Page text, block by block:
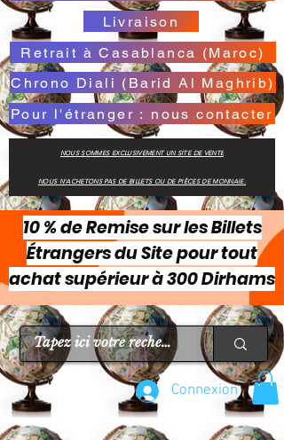
Livraison
Retrait à Casablanca (Maroc)
Chrono Diali (Barid Al Maghrib)
Pour l'étranger : nous contacter
NOUS SOMMES EXCLUSIVEMENT UN SITE DE VENTE
NOUS N'ACHETONS PAS DE BILLETS OU DE PIÈCES DE MONNAIE.
10 % de Remise sur les Billets
Étrangers du Site pour tout
achat supérieur à 300 Dirhams
Connexion